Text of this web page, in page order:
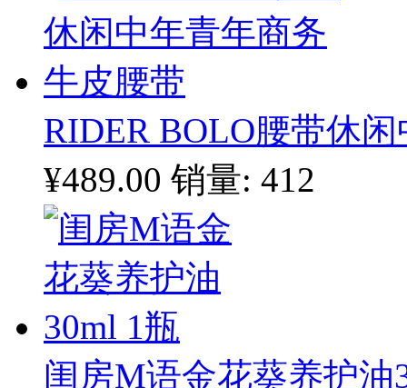
RIDER BOLO腰带休
¥489.00 销量: 412
闺房M语金花葵养护油